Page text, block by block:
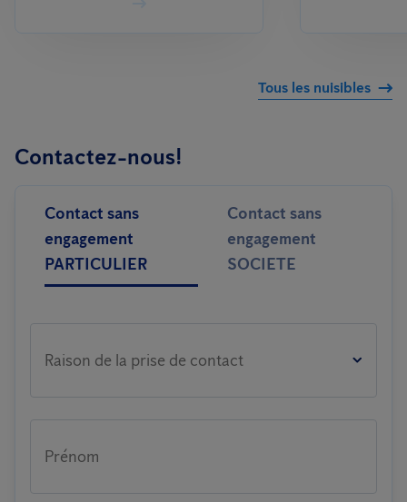
Tous les nuisibles
Contactez-nous!
Contact sans
engagement
PARTICULIER
Contact sans
engagement
SOCIETE
Raison de la prise de contact
Prénom